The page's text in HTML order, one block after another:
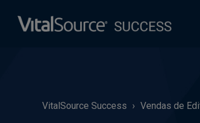
VitalSource Success Vendas de